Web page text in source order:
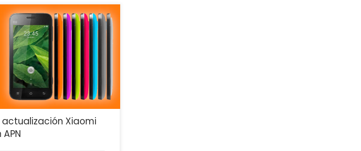
Hubo una actualización de Xiaomi
no trata bien la información de APN,
hemos encontrado el problema!!!!
los ajustes de APN hay que fijarse
pone Tipo de APN y escribir: default
[…]
actualización Xiaomi